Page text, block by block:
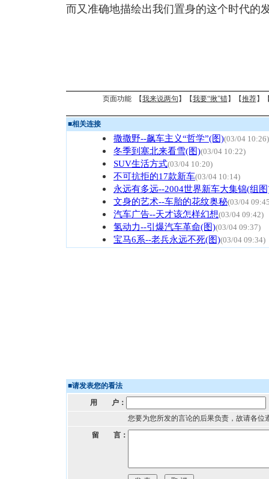
而又准确地描绘出我们置身的这个时代的
页面功能 【我来说两句 】【我要“揪”错】【推荐】
■相关连接
撒撒野--飙车主义“哲学”(图)(03/04 10:26)
冬季到塞北来看雪(图)(03/04 10:22)
SUV生活方式(03/04 10:20)
不可抗拒的17款新车(03/04 10:14)
永远有多远--2004世界新车大集锦(组
文身的艺术--车胎的花纹奥秘(03/04
汽车广告--天才该怎样幻想(03/04 09:42)
氢动力--引爆汽车革命(图)(03/04 09:37)
宝马6系--老兵永远不死(图)(03/04 09:34)
■请发表您的看法
用 户：
您要为您所发的言论的后果负责，故请各位
留 言：